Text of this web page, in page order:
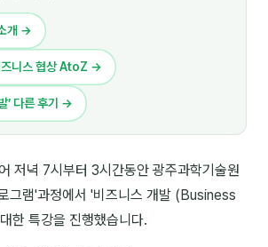
13
개 →
즈니스 협상 AtoZ →
’ 다른 후기 →
저녁 7시부터 3시간동안 광주과학기술원
그램'과정에서 '비즈니스 개발 (Business
한 특강을 진행했습니다.